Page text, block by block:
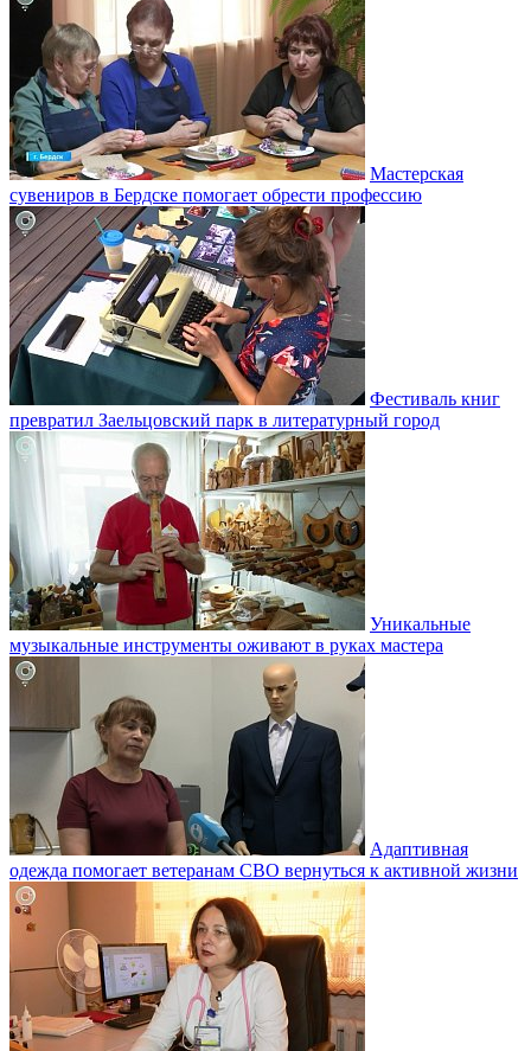
Мастерская
сувениров в Бердске помогает обрести профессию
Фестиваль книг
превратил Заельцовский парк в литературный город
Уникальные
музыкальные инструменты оживают в руках мастера
Адаптивная
одежда помогает ветеранам СВО вернуться к активной жизни